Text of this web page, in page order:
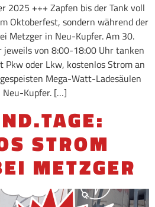
2025 +++ Zapfen bis der Tank voll
Oktoberfest, sondern während der
Metzger in Neu-Kupfer. Am 30.
jeweils von 8:00-18:00 Uhr tanken
Pkw oder Lkw, kostenlos Strom an
Mega-Watt-Ladesäulen
Neu-Kupfer. […]
STROM
METZGER